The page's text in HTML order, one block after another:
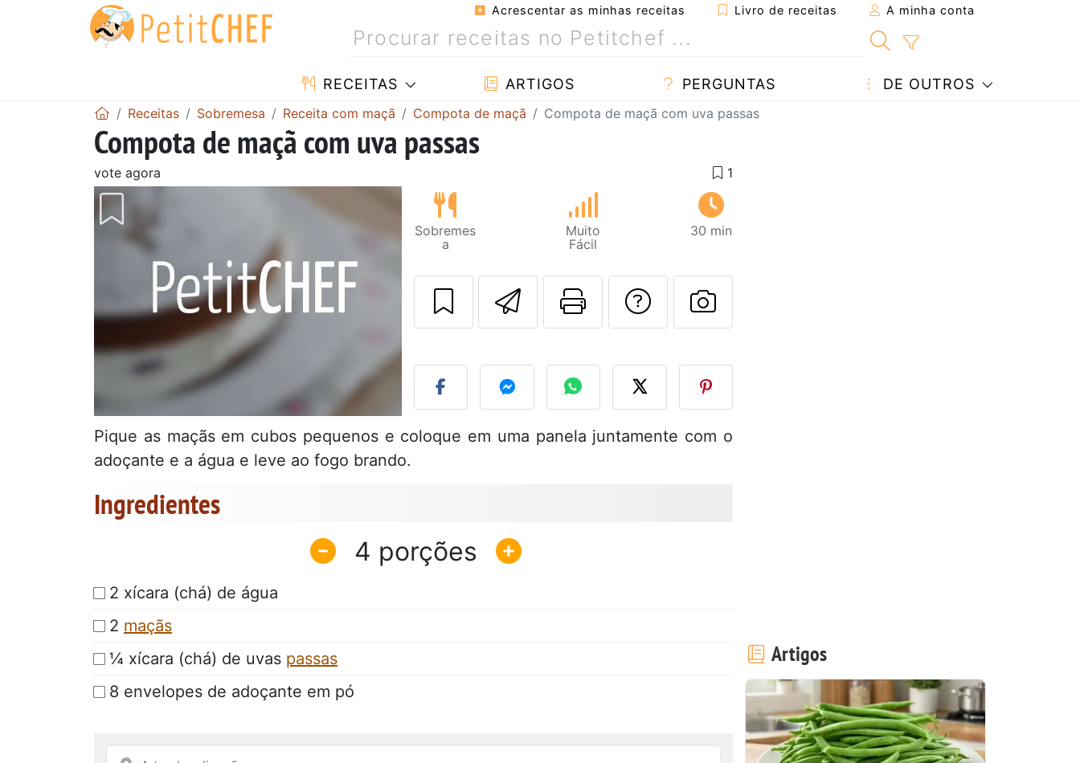
Acrescentar as minhas receitas Livro de receitas A minha conta
RECEITAS ARTIGOS PERGUNTAS DE OUTROS
Receitas Sobremesa Receita com maçã Compota de maçã Compota de maçã com uva passas
Compota de maçã com uva passas
vote agora
Sobremes
a
Muito
Fácil
30 min
Enviar esta receita a um amigo
Imprima esta página
Falar com o autor da receita
Fez esta receita? Compartilhe
Pique as maçãs em cubos pequenos e coloque em uma panela juntamente com o
adoçante e a água e leve ao fogo brando.
Ingredientes
4
2 xícara (chá) de água
2 maçãs
¼ xícara (chá) de uvas passas
8 envelopes de adoçante em pó
Artigos